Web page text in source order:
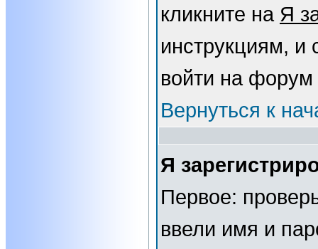
кликните на Я
инструкциям, и
войти на форум
Вернуться к
Я
Первое:
ввели имя и